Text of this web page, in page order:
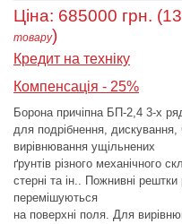
Ціна: 685000 грн.
товару)
Кредит на техніку
Компенсація - 25%
Борона причіпна БП-2,4 3-х
для подрібнення,
вирівнювання ущільнених
ґрунтів різного механічного
стерні та ін.. Пожнивні
перемішуються
на поверхні поля. Для